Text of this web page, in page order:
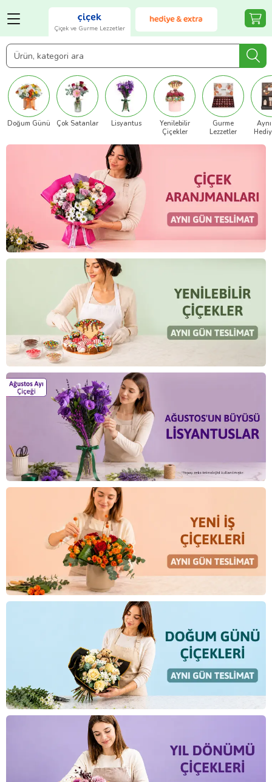
Çiçek ve Gurme Lezzetler
Doğum Günü Çok Satanlar Lisyantus
Yenilebilir
Çiçekler
Gurme
Lezzetler